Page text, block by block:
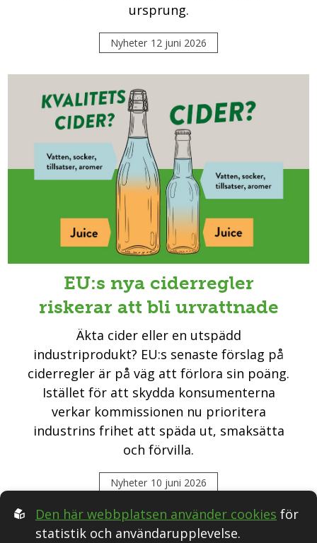
ursprung.
Nyheter 12 juni 2026
EU:s nya ciderregler
riskerar att bli urvattnade
Äkta cider eller en utspädd
industriprodukt? EU:s senaste förslag på
ciderregler är på väg att förlora sin poäng.
Istället för att skydda konsumenterna
verkar kommissionen nu prioritera
industrins frihet att späda ut, smaksätta
och förvilla.
Nyheter 10 juni 2026
Den här webbplatsen använder cookies för
statistik och användarupplevelse.